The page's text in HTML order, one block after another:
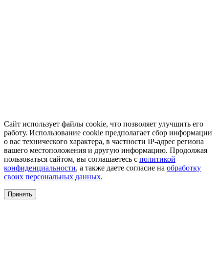
Сайт использует файлы cookie, что позволяет улучшить его
работу. Использование cookie предполагает сбор информации
о вас технического характера, в частности IP-адрес региона
вашего местоположения и другую информацию. Продолжая
пользоваться сайтом, вы соглашаетесь с политикой
конфиденциальности, а также даете согласие на обработку
своих персональных данных.
Принять